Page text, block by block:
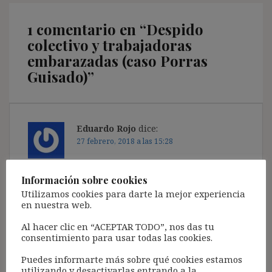
1 comentario en “Despido
colectivo y trabajadoras
embarazadas (caso Porras
Guisado)”
Eduardo Rojo dice:
27 febrero, 2018 a las 15:28
consideración a efectos de estudio y posterior
debate. Saludos.
Información sobre cookies
Utilizamos cookies para darte la mejor experiencia
en nuestra web.
Al hacer clic en “ACEPTAR TODO”, nos das tu
consentimiento para usar todas las cookies.
Puedes informarte más sobre qué cookies estamos